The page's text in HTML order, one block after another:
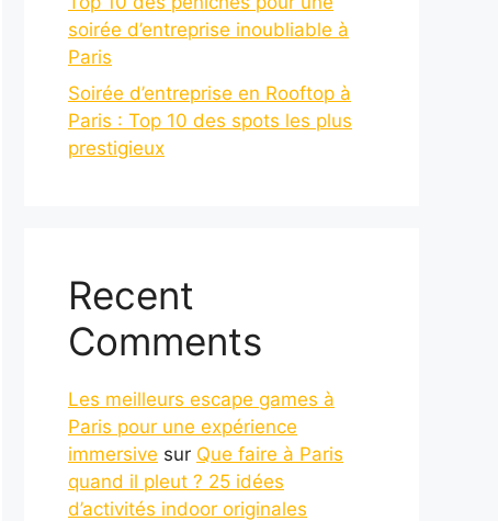
soirée d’entreprise inoubliable à
Paris
Soirée d’entreprise en Rooftop à
Paris : Top 10 des spots les plus
prestigieux
Recent
Comments
Les meilleurs escape games à
Paris pour une expérience
immersive sur Que faire à Paris
quand il pleut ? 25 idées
d’activités indoor originales